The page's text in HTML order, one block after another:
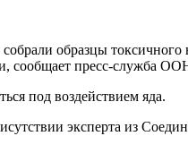
образцы токсичного
сообщает пресс-служба
под воздействием яда.
эксперта из